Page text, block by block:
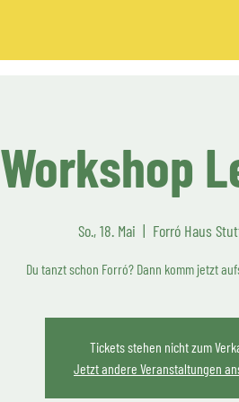
Workshop
So., 18. Mai
  |
Forró Haus
Du tanzt schon Forró? Dann komm jetzt
Tickets stehen nicht zum
Jetzt andere Veranstaltungen